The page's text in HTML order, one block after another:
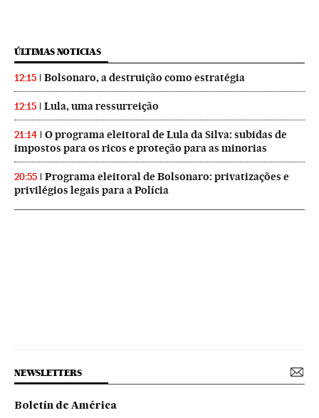
ÚLTIMAS NOTICIAS
12:15 Bolsonaro, a destruição como estratégia
12:15 Lula, uma ressurreição
21:14
O programa eleitoral de Lula da Silva: subidas de
impostos para os ricos e proteção para as minorias
20:55
Programa eleitoral de Bolsonaro: privatizações e
privilégios legais para a Polícia
NEWSLETTERS
Boletín de América